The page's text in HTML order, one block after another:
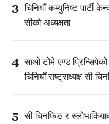
3 चिनियाँ कम्युनिष्ट पार्टी
सीको अध्यक्षता
4 साओ टोमे एण्ड प्रिन्सिपेको
चिनियाँ राष्ट्राध्यक्ष सी
5 सी चिनफिङ र